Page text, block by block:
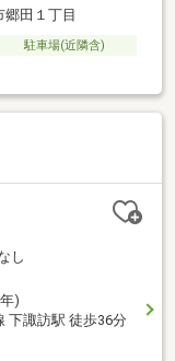
郷田１丁目
駐車場(近隣含)
し
)
下諏訪駅 徒歩36分